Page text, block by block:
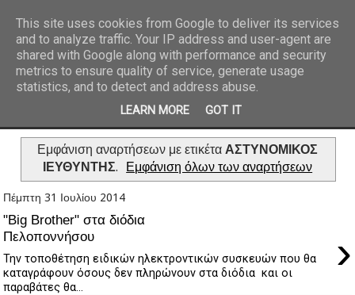
REPORTAZ NET
Εμφάνιση αναρτήσεων με ετικέτα ΑΣΤΥΝΟΜΙΚΟΣ
ΙΕΥΘΥΝΤΗΣ. Εμφάνιση όλων των αναρτήσεων
Πέμπτη 31 Ιουλίου 2014
"Big Brother" στα διόδια
Πελοποννήσου
›
Την τοποθέτηση ειδικών ηλεκτροντικών συσκευών που θα
καταγράφουν όσους δεν πληρώνουν στα διόδια και οι
παραβάτες θα...
This site uses cookies from Google to deliver its services
and to analyze traffic. Your IP address and user-agent are
shared with Google along with performance and security
metrics to ensure quality of service, generate usage
statistics, and to detect and address abuse.
LEARN MORE GOT IT